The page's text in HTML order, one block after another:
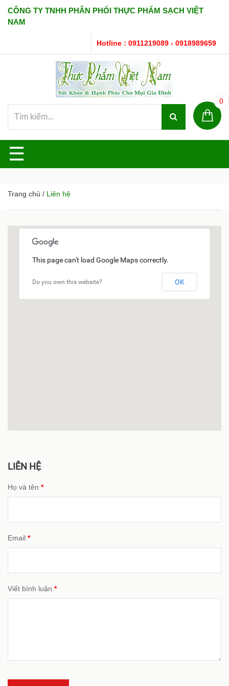
CÔNG TY TNHH PHÂN PHỐI THỰC PHẨM SẠCH VIỆT
NAM
Hotline : 0911219089 - 0918989659
0
☰
Trang chủ / Liên hệ
This page can't load Google Maps correctly.
Do you own this website? OK
LIÊN HỆ
Họ và tên *
Email *
Viết bình luận *